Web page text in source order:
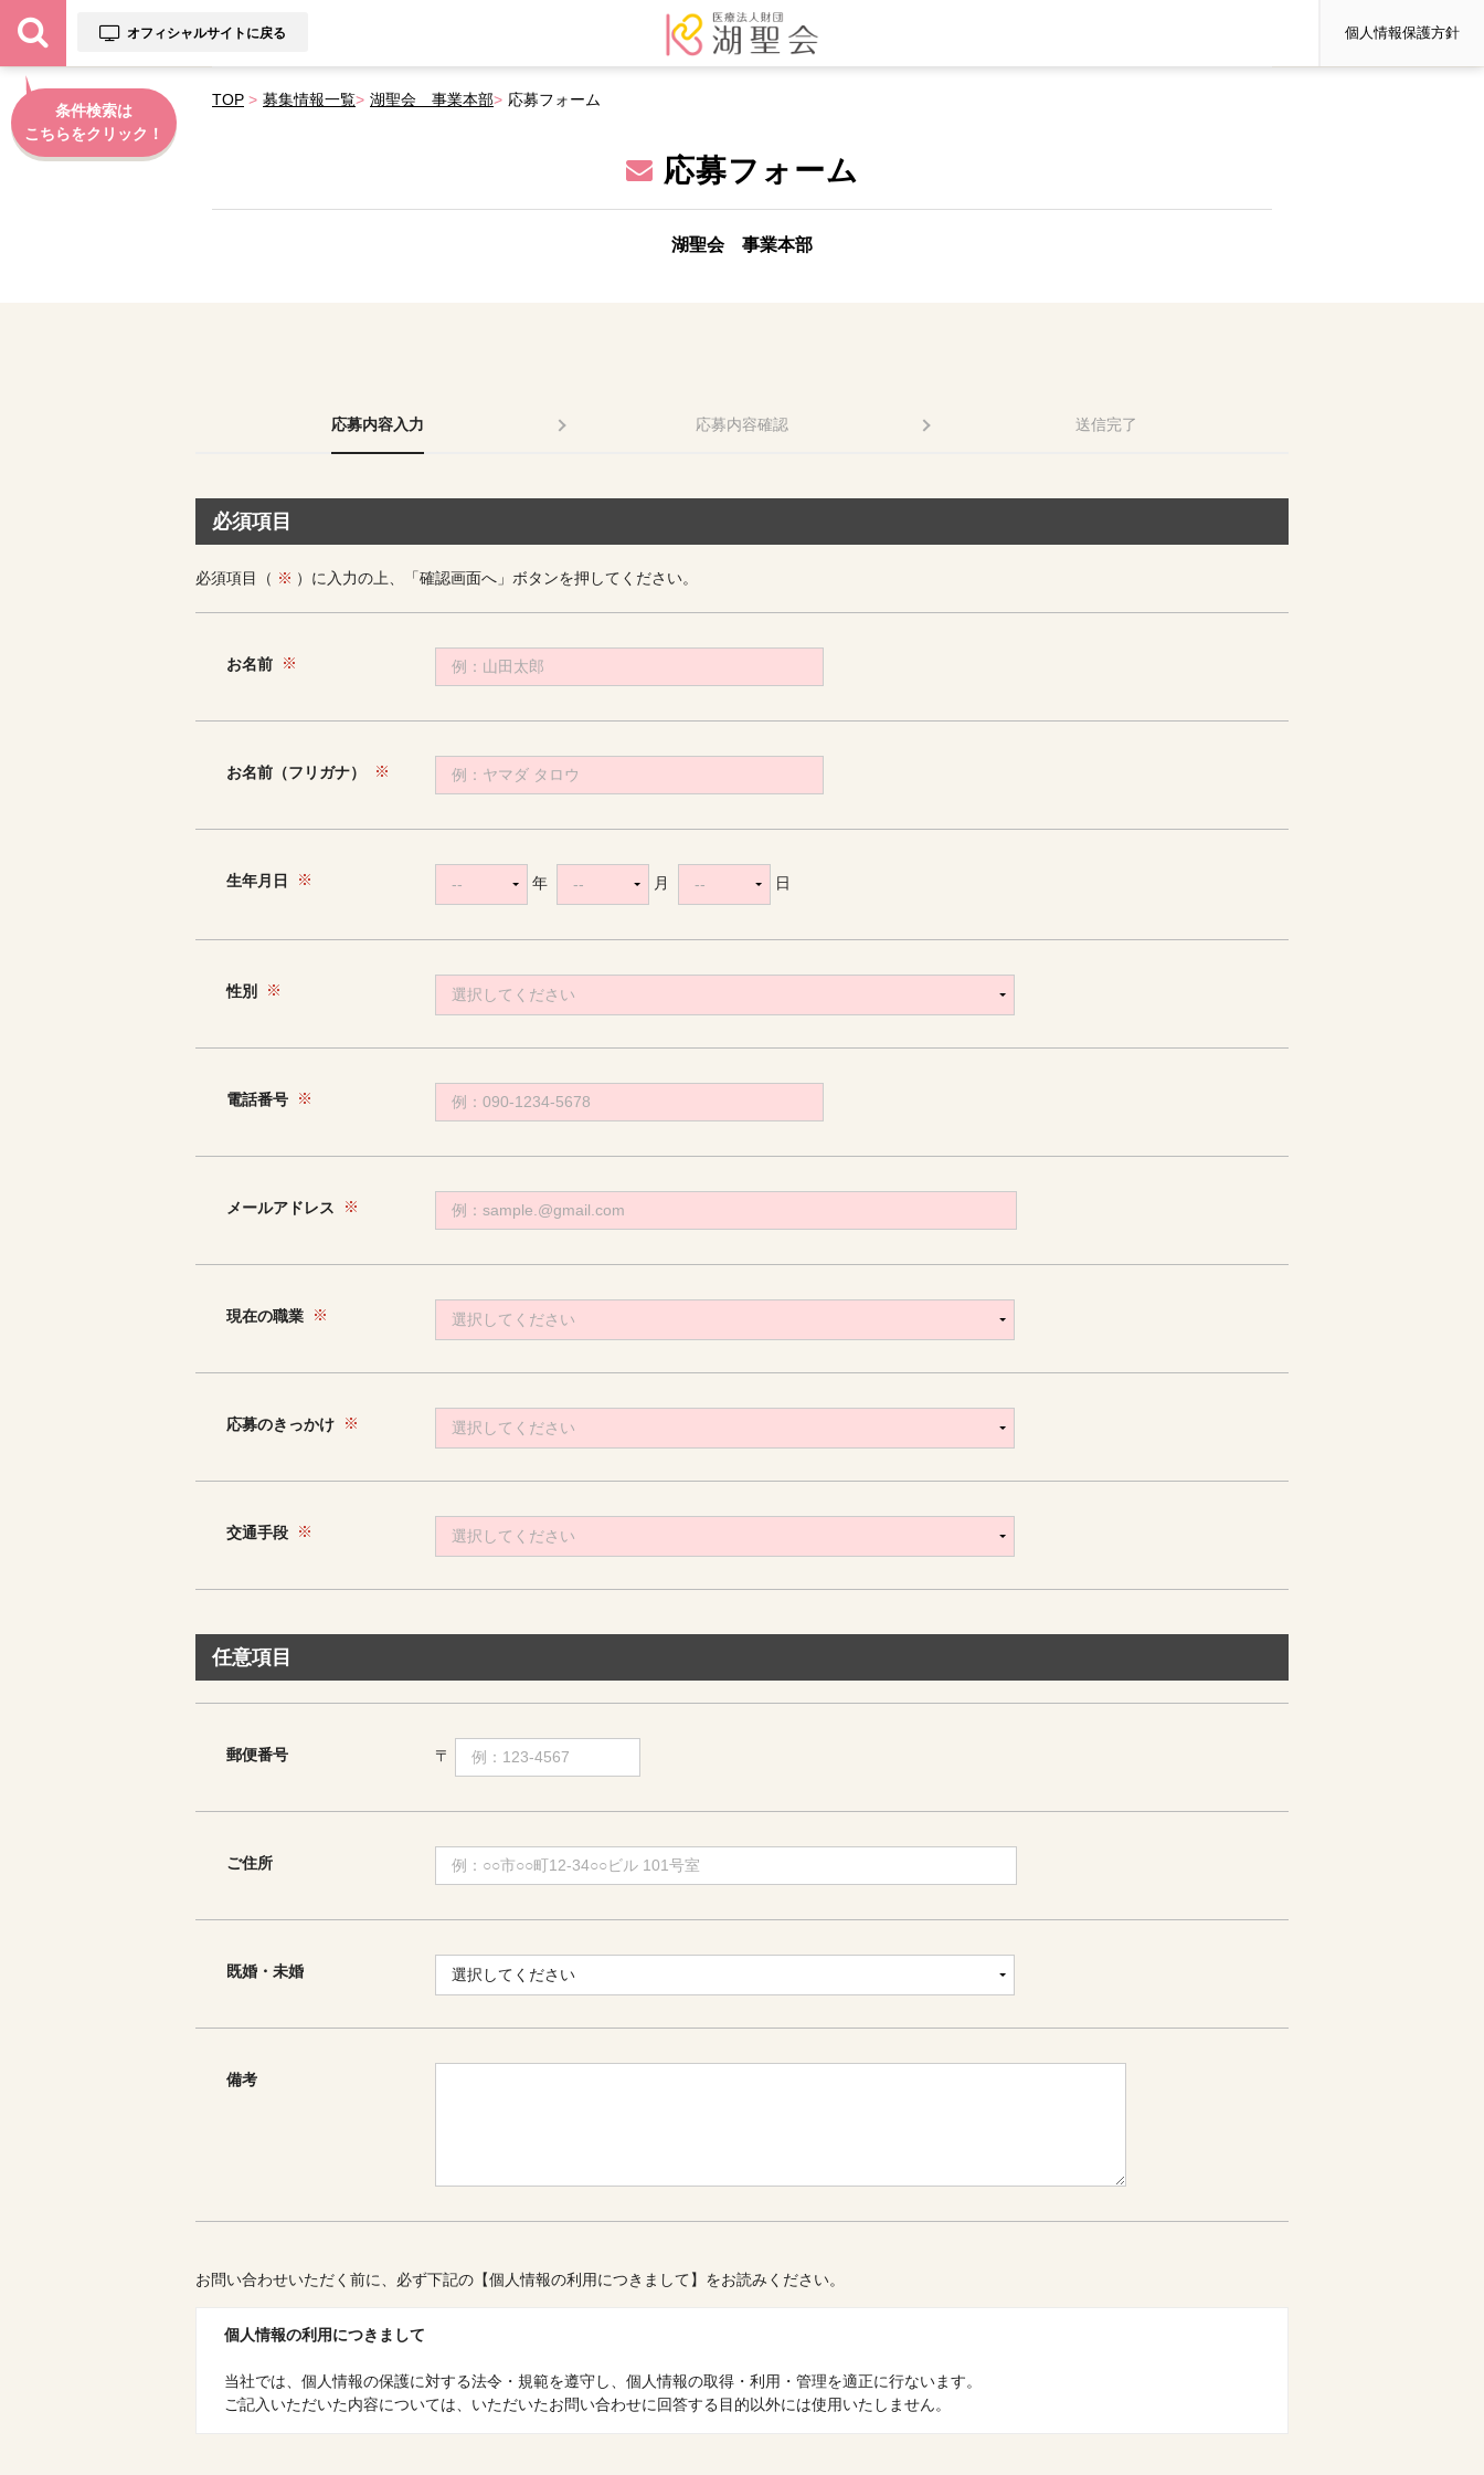
オフィシャルサイトに戻る 個人情報保護方針
条件検索は
こちらをクリック！
TOP 募集情報一覧 湖聖会 事業本部 応募フォーム
応募フォーム
湖聖会 事業本部
応募内容入力 応募内容確認 送信完了
必須項目
必須項目（ ）に入力の上、「確認画面へ」ボタンを押してください。
お名前
お名前（フリガナ）
生年月日 -- 年 -- 月 -- 日
性別 選択してください
電話番号
メールアドレス
現在の職業 選択してください
応募のきっかけ 選択してください
交通手段 選択してください
任意項目
郵便番号 〒
ご住所
既婚・未婚 選択してください
備考
お問い合わせいただく前に、必ず下記の【個人情報の利用につきまして】をお読みください。
個人情報の利用につきまして
当社では、個人情報の保護に対する法令・規範を遵守し、個人情報の取得・利用・管理を適正に行ないます。
ご記入いただいた内容については、いただいたお問い合わせに回答する目的以外には使用いたしません。